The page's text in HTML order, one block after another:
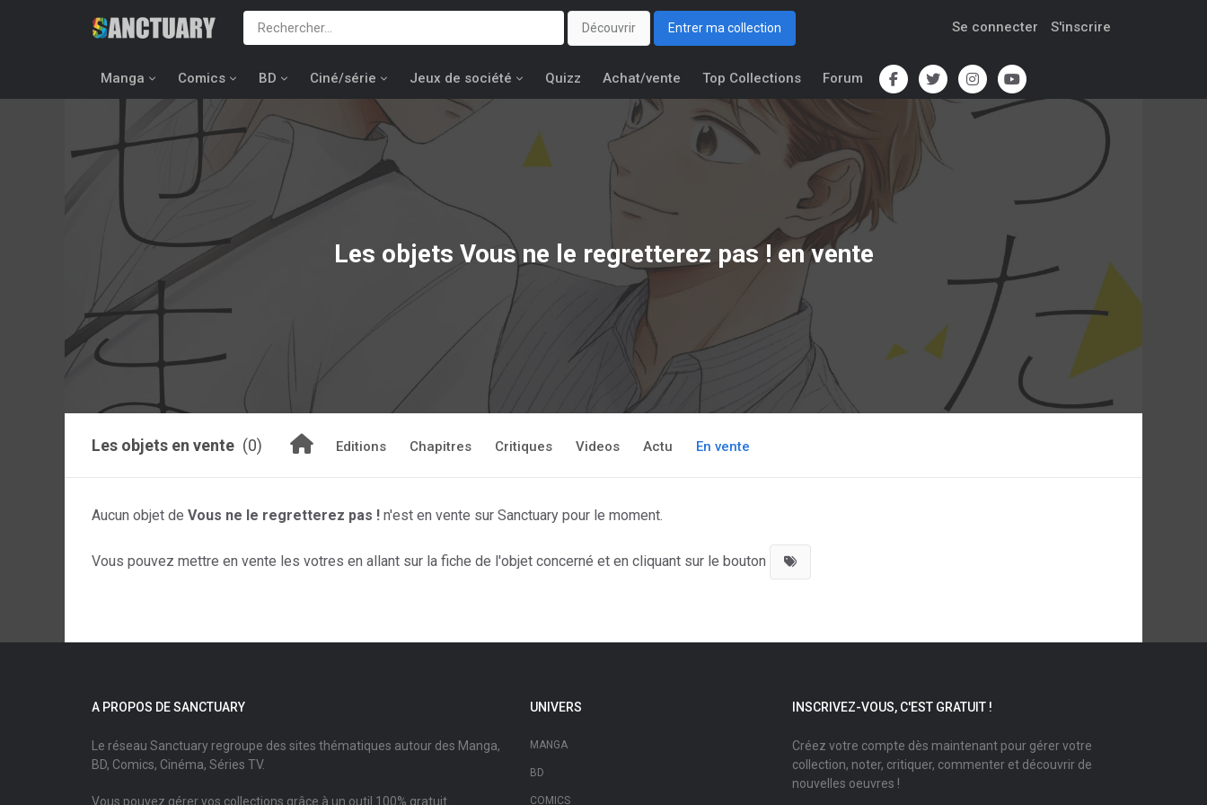
Découvrir Entrer ma collection Se connecter S'inscrire
Manga Comics BD Ciné/série Jeux de société Quizz Achat/vente Top Collections Forum
Les objets Vous ne le regretterez pas !en vente
Les objets en vente (0) Editions Chapitres Critiques Videos Actu En vente
Aucun objet de Vous ne le regretterez pas ! n'est en vente sur Sanctuary pour le moment.
Vous pouvez mettre en vente les votres en allant sur la fiche de l'objet concerné et en cliquant sur le bouton
A PROPOS DE SANCTUARY
Le réseau Sanctuary regroupe des sites thématiques autour des Manga,
BD, Comics, Cinéma, Séries TV.
Vous pouvez gérer vos collections grâce à un outil 100% gratuit.
UNIVERS
MANGA
BD
COMICS
INSCRIVEZ-VOUS, C'EST GRATUIT !
Créez votre compte dès maintenant pour gérer votre
collection, noter, critiquer, commenter et découvrir de
nouvelles oeuvres !